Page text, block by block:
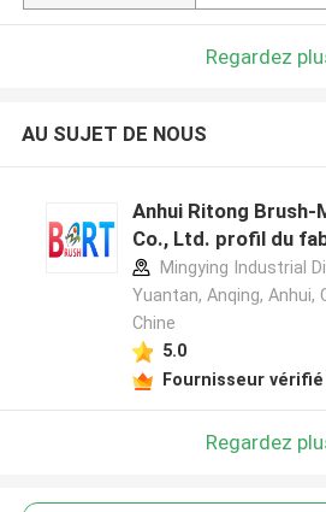
Regardez
AU SUJET DE NOUS
Anhui Ritong Brush-
Co., Ltd. profil du
Mingying Industrial
Yuantan, Anqing, Anhui,
Chine
5.0
Fournisseur vérifié
Regardez